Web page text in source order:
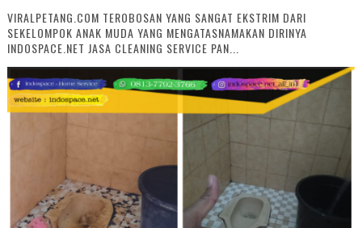
VIRALPETANG.COM TEROBOSAN YANG SANGAT EKSTRIM DARI
SEKELOMPOK ANAK MUDA YANG MENGATASNAMAKAN DIRINYA
INDOSPACE.NET JASA CLEANING SERVICE PAN...